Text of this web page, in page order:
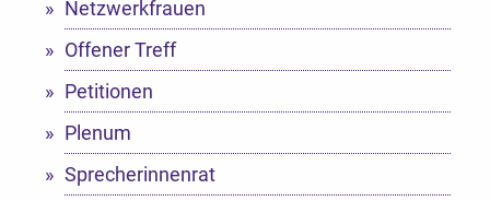
Netzwerkfrauen
Offener Treff
Petitionen
Plenum
Sprecherinnenrat